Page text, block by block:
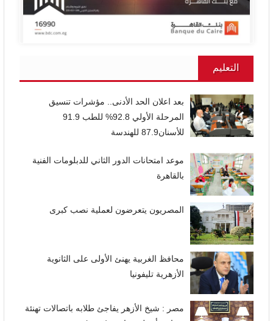
التعليم
بعد اعلان الحد الأدنى.. مؤشرات تنسيق
المرحلة الأولي 92.8% للطب 91.9
للأسنان87.9 للهندسة
موعد امتحانات الدور الثاني للدبلومات الفنية
بالقاهرة
المصريون يتعرضون لعملية نصب كبرى
محافظ الغربية يهنئ الأولى على الثانوية
الأزهرية تليفونيا
مصر : شيخ الأزهر يفاجئ طلابه باتصالات تهنئة